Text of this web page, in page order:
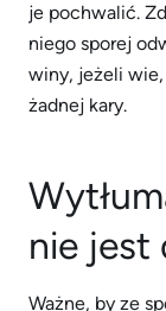
je pochwalić.
niego sporej
winy, jeżeli
żadnej kary.
nie jest
Ważne, by ze